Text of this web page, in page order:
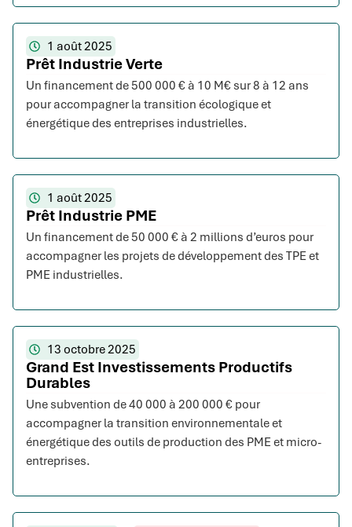
1 août 2025
Prêt Industrie Verte
Un financement de 500 000 € à 10 M€ sur 8 à 12 ans
pour accompagner la transition écologique et
énergétique des entreprises industrielles.
1 août 2025
Prêt Industrie PME
Un financement de 50 000 € à 2 millions d’euros pour
accompagner les projets de développement des TPE et
PME industrielles.
13 octobre 2025
Grand Est Investissements Productifs
Durables
Une subvention de 40 000 à 200 000 € pour
accompagner la transition environnementale et
énergétique des outils de production des PME et micro-
entreprises.